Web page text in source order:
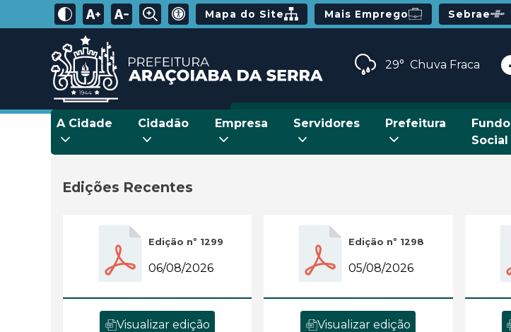
Mapa do Site Mais Emprego Sebrae
29° Chuva Fraca
A Cidade Cidadão Empresa Servidores Prefeitura
Fundo
Social
Edições Recentes
Edição nº 1299
06/08/2026
Visualizar edição
Edição nº 1298
05/08/2026
Visualizar edição